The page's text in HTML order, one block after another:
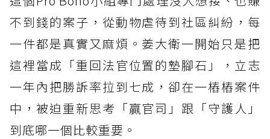
不到錢的案子，從動物虐待到社區糾紛，每
一件都是真實又麻煩。姜大衛一開始只是把
這裡當成「重回法官位置的墊腳石」，立志
一年內把勝訴率拉到七成，卻在一樁樁案件
中，被迫重新思考「贏官司」跟「守護人」
到底哪一個比較重要。